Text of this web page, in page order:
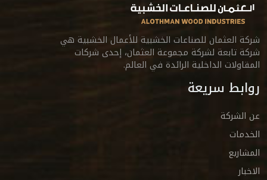
شركة العثمان للصناعات الخشبية للأعمال الخشبية هي
شركة تابعة لشركة مجموعة العثمان، إحدى شركات
المقاولات الداخلية الرائدة في العالم.
روابط سريعة
عن الشركة
الخدمات
المشاريع
الاخبار